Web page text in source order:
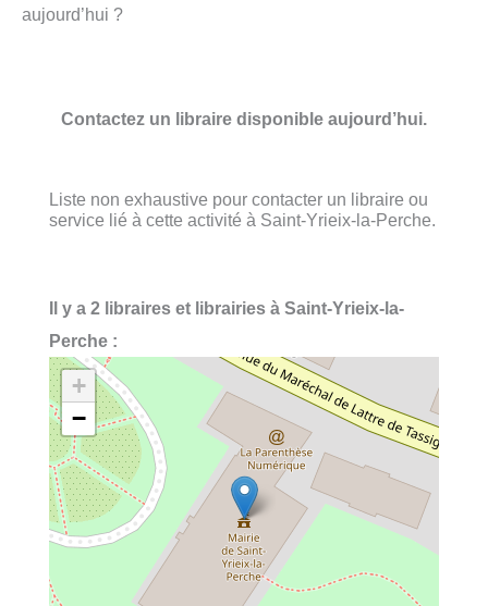
aujourd’hui ?
Contactez un libraire disponible aujourd’hui.
Liste non exhaustive pour contacter un libraire ou
service lié à cette activité à Saint-Yrieix-la-Perche.
Il y a 2 libraires et librairies à Saint-Yrieix-la-
Perche :
+
−